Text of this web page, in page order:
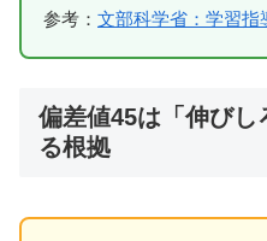
参考： 文部科学省：学習指
偏差値45は「伸びし
る根拠